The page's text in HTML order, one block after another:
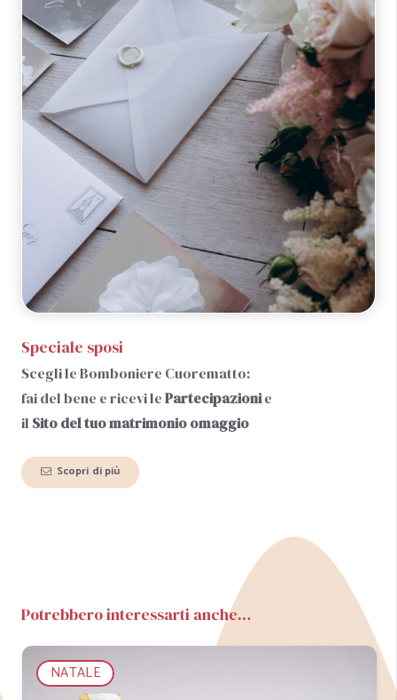
Speciale sposi
Scegli le Bomboniere Cuorematto:
fai del bene e ricevi lePartecipazionie
il Sito del tuo matrimonioomaggio
Scopri di più
Potrebbero interessarti anche…
NATALE